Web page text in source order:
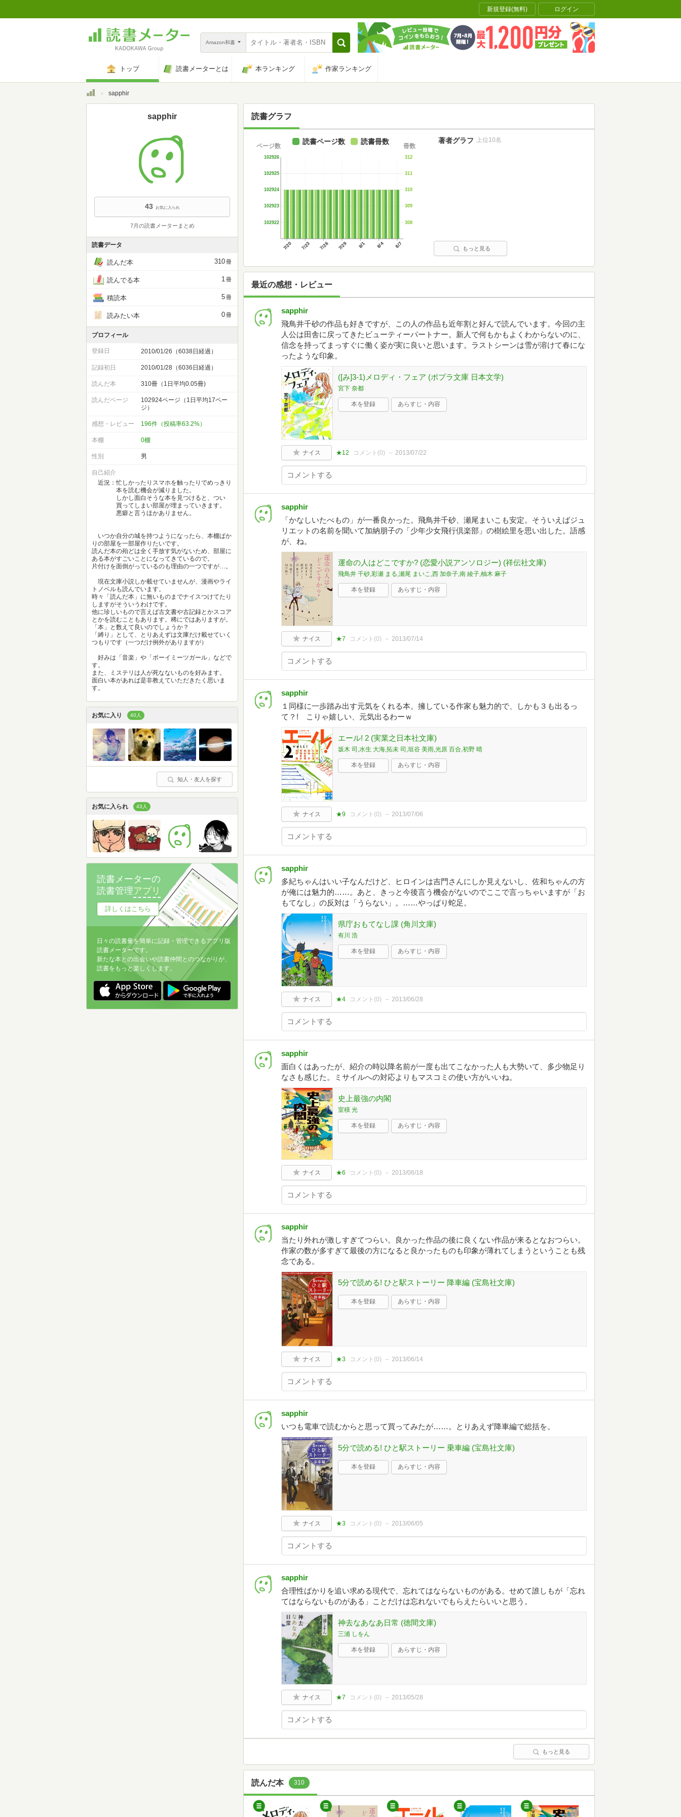
新規登録(無料) ログイン
Amazon和書
トップ 読書メーターとは 本ランキング 作家ランキング
トップsapphir
読書グラフ
7/20 7/23 7/26 7/29 8/1 8/4 8/7
102922
102923
102924
102925
102926
ページ数
308
309
310
311
312
冊数
読書ページ数 読書冊数 著者グラフ 上位10名
もっと見る
最近の感想・レビュー
sapphir
飛鳥井千砂の作品も好きですが、この人の作品も近年割と好んで読んでいます。今回の主
人公は田舎に戻ってきたビューティーパートナー。新人で何もかもよくわからないのに、
信念を持ってまっすぐに働く姿が実に良いと思います。ラストシーンは雪が溶けて春にな
ったような印象。
([み]3-1)メロディ・フェア (ポプラ文庫 日本文学)
宮下 奈都
本を登録 あらすじ・内容
ナイス ★12 コメント(0) 2013/07/22
sapphir
「かなしいたべもの」が一番良かった。飛鳥井千砂、瀬尾まいこも安定。そういえばジュ
リエットの名前を聞いて加納朋子の「少年少女飛行倶楽部」の樹絵里を思い出した。語感
が、ね。
運命の人はどこですか? (恋愛小説アンソロジー) (祥伝社文庫)
飛鳥井 千砂,彩瀬 まる,瀬尾 まいこ,西 加奈子,南 綾子,柚木 麻子
本を登録 あらすじ・内容
ナイス ★7 コメント(0) 2013/07/14
sapphir
１同様に一歩踏み出す元気をくれる本。擁している作家も魅力的で、しかも３も出るっ
て？! こりゃ嬉しい、元気出るわーｗ
エール! 2 (実業之日本社文庫)
坂木 司,水生 大海,拓未 司,垣谷 美雨,光原 百合,初野 晴
本を登録 あらすじ・内容
ナイス ★9 コメント(0) 2013/07/06
sapphir
多紀ちゃんはいい子なんだけど、ヒロインは吉門さんにしか見えないし、佐和ちゃんの方
が俺には魅力的……。あと、きっと今後言う機会がないのでここで言っちゃいますが「お
もてなし」の反対は「うらない」。……やっぱり蛇足。
県庁おもてなし課 (角川文庫)
有川 浩
本を登録 あらすじ・内容
ナイス ★4 コメント(0) 2013/06/28
sapphir
面白くはあったが、紹介の時以降名前が一度も出てこなかった人も大勢いて、多少物足り
なさも感じた。ミサイルへの対応よりもマスコミの使い方がいいね。
史上最強の内閣
室積 光
本を登録 あらすじ・内容
ナイス ★6 コメント(0) 2013/06/18
sapphir
当たり外れが激しすぎてつらい。良かった作品の後に良くない作品が来るとなおつらい。
作家の数が多すぎて最後の方になると良かったものも印象が薄れてしまうということも残
念である。
5分で読める! ひと駅ストーリー 降車編 (宝島社文庫)
本を登録 あらすじ・内容
ナイス ★3 コメント(0) 2013/06/14
sapphir
いつも電車で読むからと思って買ってみたが……。とりあえず降車編で総括を。
5分で読める! ひと駅ストーリー 乗車編 (宝島社文庫)
本を登録 あらすじ・内容
ナイス ★3 コメント(0) 2013/06/05
sapphir
合理性ばかりを追い求める現代で、忘れてはならないものがある。せめて誰しもが「忘れ
てはならないものがある」ことだけは忘れないでもらえたらいいと思う。
神去なあなあ日常 (徳間文庫)
三浦 しをん
本を登録 あらすじ・内容
ナイス ★7 コメント(0) 2013/05/28
もっと見る
読んだ本 310
sapphir
43 お気に入られ
7月の読書メーターまとめ
読書データ
読んだ本 310冊
読んでる本 1冊
積読本 5冊
読みたい本 0冊
プロフィール
登録日 2010/01/26（6038日経過）
記録初日 2010/01/28（6036日経過）
読んだ本 310冊（1日平均0.05冊)
読んだページ
102924ページ（1日平均17ペー
ジ）
感想・レビュー 196件（投稿率63.2%）
本棚 0棚
性別 男
自己紹介
近況：忙しかったりスマホを触ったりでめっきり
本を読む機会が減りました。
しかし面白そうな本を見つけると、つい
買ってしまい部屋が埋まっていきます。
悪癖と言うほかありません。
いつか自分の城を持つようになったら、本棚ばか
りの部屋を一部屋作りたいです。
読んだ本の殆どは全く手放す気がないため、部屋に
ある本がすごいことになってきているので。
片付けを面倒がっているのも理由の一つですが…。
現在文庫小説しか載せていませんが、漫画やライ
トノベルも読んでいます。
時々「読んだ本」に無いものまでナイスつけてたり
しますがそういうわけです。
他に珍しいもので言えば古文書や古記録とかスコア
とかを読むこともあります。稀にではありますが。
「本」と数えて良いのでしょうか？
「縛り」として、とりあえずは文庫だけ載せていく
つもりです（一つだけ例外がありますが）
好みは「音楽」や「ボーイミーツガール」などで
す。
また、ミステリは人が死なないものを好みます。
面白い本があれば是非教えていただきたく思いま
す。
お気に入り 40人
知人・友人を探す
お気に入られ 43人
読書メーターの
読書管理アプリ
詳しくはこちら
日々の読書量を簡単に記録・管理できるアプリ版
読書メーターです。
新たな本との出会いや読書仲間とのつながりが、
読書をもっと楽しくします。